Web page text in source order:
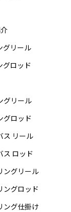
グリール
グロッド
グリール
グロッド
ス リール
ス ロッド
ングリール
ングロッド
ング仕掛け